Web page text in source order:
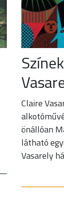
Claire
önállóan
látható
Vasarely